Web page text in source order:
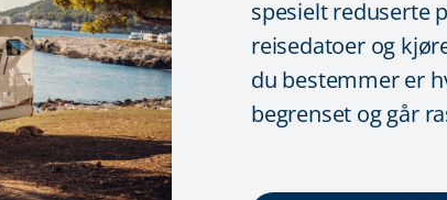
spesielt reduserte
reisedatoer og
du bestemmer er
begrenset og går